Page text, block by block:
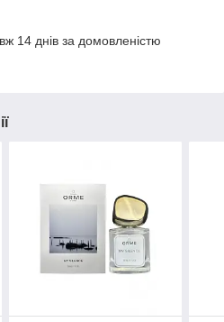
14 днів за домовленістю